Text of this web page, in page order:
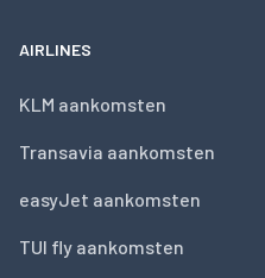
AIRLINES
KLM aankomsten
Transavia aankomsten
easyJet aankomsten
TUI fly aankomsten